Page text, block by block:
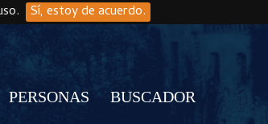
Sí, estoy de acuerdo.
PERSONAS BUSCADOR